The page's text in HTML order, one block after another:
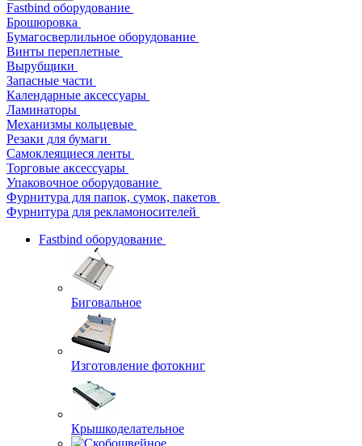
Fastbind оборудование
Брошюровка
Бумагосверлильное оборудование
Винты переплетные
Вырубщики
Запасные части
Календарные аксессуары
Ламинаторы
Механизмы кольцевые
Резаки для бумаги
Самоклеящиеся ленты
Торговые аксессуары
Упаковочное оборудование
Фурнитура для папок, сумок, пакетов
Фурнитура для рекламоносителей
Fastbind оборудование
Биговальное
Изготовление фотокниг
Крышкоделательное